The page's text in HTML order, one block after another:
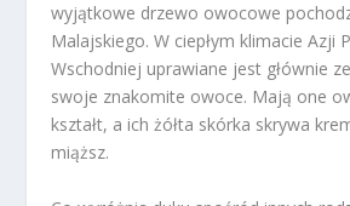
wyjątkowe drzewo owocowe
Malajskiego. W ciepłym klimacie Azji
Wschodniej uprawiane jest głównie
swoje znakomite owoce. Mają one
kształt, a ich żółta skórka skrywa
miąższ.